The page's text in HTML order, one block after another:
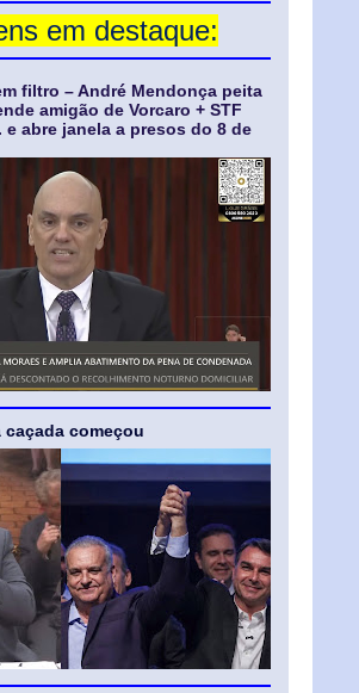
em destaque:
filtro – André Mendonça peita
amigão de Vorcaro + STF
e abre janela a presos do 8 de
começou